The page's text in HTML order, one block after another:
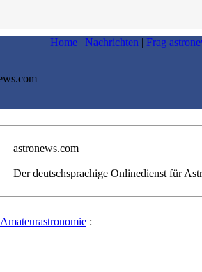
Home | Nachrichten | Frag
astronews.com
Der deutschsprachige Onlinedienst für
Amateurastronomie :